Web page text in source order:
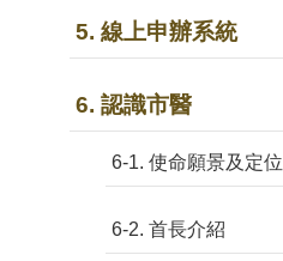
5. 線上申辦系統
6. 認識市醫
6-1. 使命願景及定位
6-2. 首長介紹